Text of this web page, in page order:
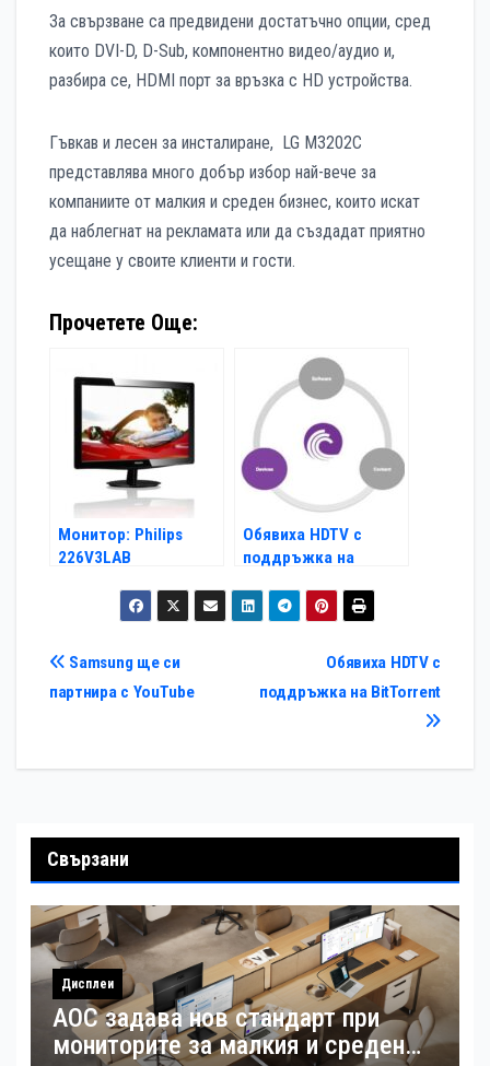
За свързване са предвидени достатъчно опции, сред
които DVI-D, D-Sub, компонентно видео/аудио и,
разбира се, HDMI порт за връзка с HD устройства.
Гъвкав и лесен за инсталиране, LG M3202C
представлява много добър избор най-вече за
компаниите от малкия и среден бизнес, които искат
да наблегнат на рекламата или да създадат приятно
усещане у своите клиенти и гости.
Прочетете Още:
Монитор: Philips
226V3LAB
Обявиха HDTV с
поддръжка на
Навигация
Обявиха HDTV с
поддръжка на BitTorrent
Samsung ще си
партнира с YouTube
Свързани
Дисплеи
AOC задава нов стандарт при
мониторите за малкия и среден